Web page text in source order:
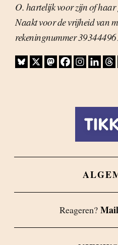
O. hartelijk voor zijn of
Naakt voor de vrijheid van
rekeningnummer
Reageren?